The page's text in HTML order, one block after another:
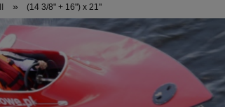
» (14 3/8" + 16") x 21"